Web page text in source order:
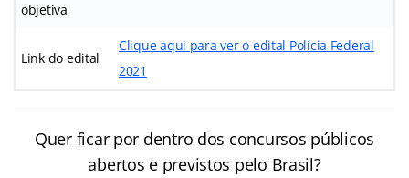
objetiva
Link do edital
Clique aqui para ver o edital Polícia Federal
2021
Quer ficar por dentro dos concursos públicos
abertos e previstos pelo Brasil?